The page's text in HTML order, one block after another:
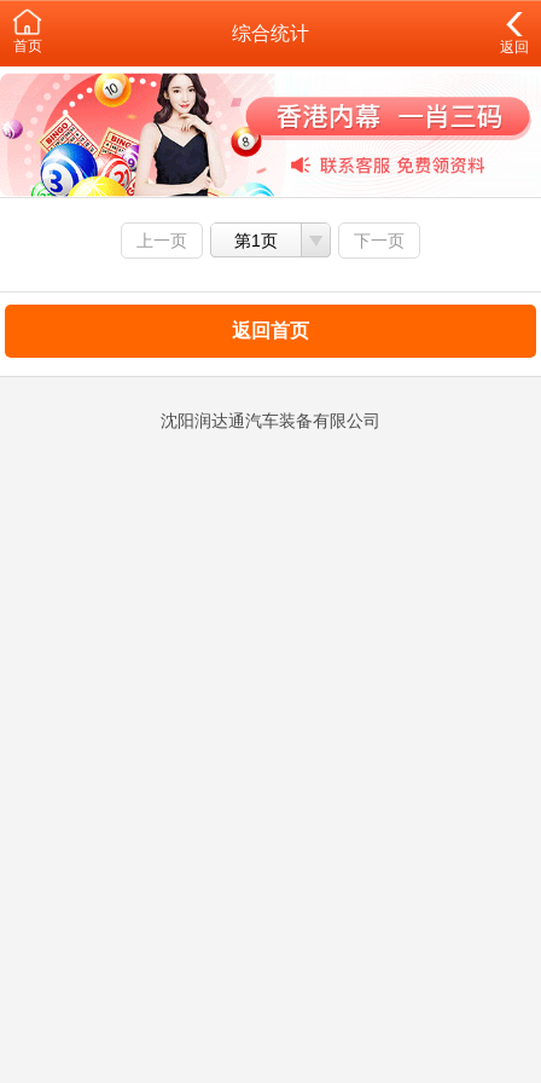
首页
综合统计
返回
上一页 第1页 下一页
返回首页
沈阳润达通汽车装备有限公司